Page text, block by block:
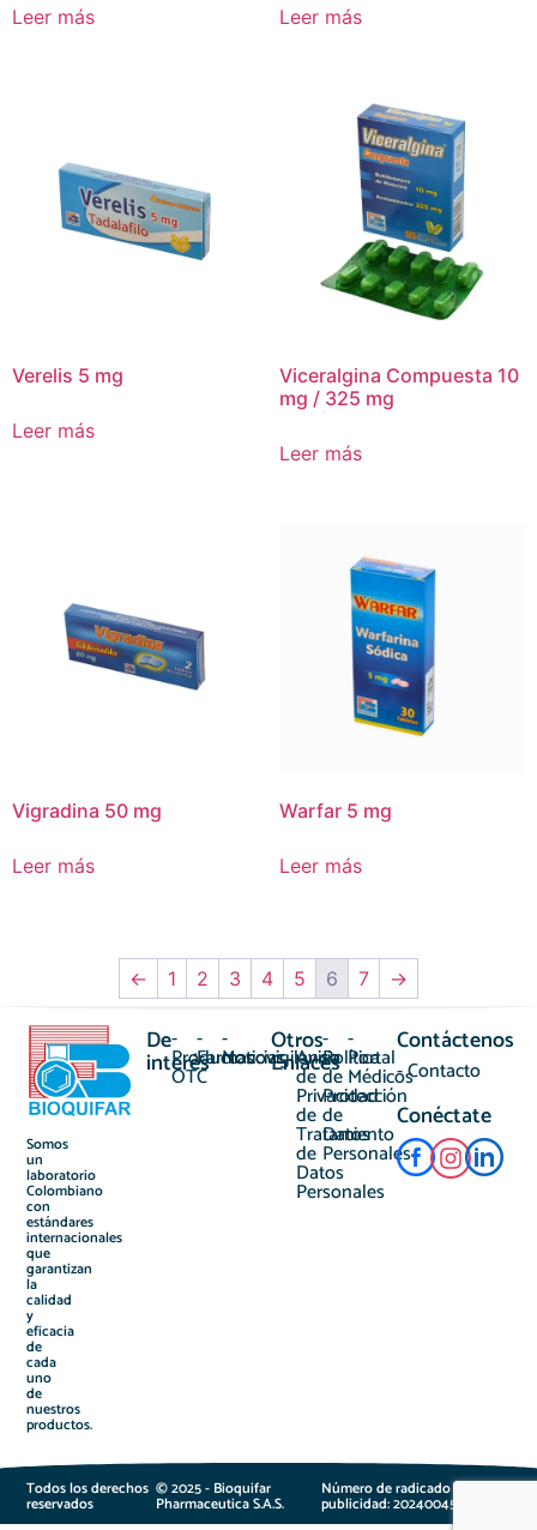
Leer más Leer más
Verelis 5 mg
Leer más
Viceralgina Compuesta 10
mg / 325 mg
Leer más
Vigradina 50 mg
Leer más
Warfar 5 mg
Leer más
← 1 2 3 4 5 6 7 →
Somos
un
laboratorio
Colombiano
con
estándares
internacionales
que
garantizan
la
calidad
y
eficacia
de
cada
uno
de
nuestros
productos.
De
interés
-
Productos
OTC
-
Farmacovigilancia
-
NoticiasOtros
Enlaces
-
Aviso
de
Privacidad
de
Tratamiento
de
Datos
Personales
-
Política
de
Protección
de
Datos
Personales
-
Portal
Médicos
Contáctenos
- Contacto
Conéctate
Todos los derechos
reservados
© 2025 - Bioquifar
Pharmaceutica S.A.S.
Número de radicado
publicidad: 2024004536